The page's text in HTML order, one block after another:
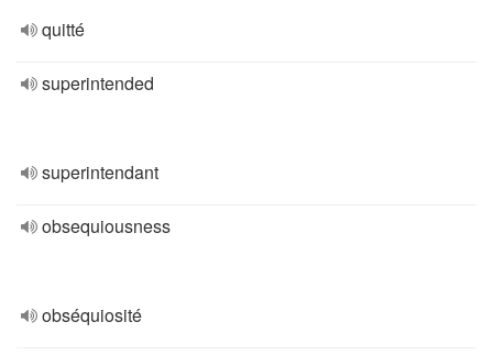
quitté
superintended
superintendant
obsequiousness
obséquiosité